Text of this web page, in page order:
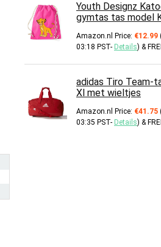
Youth Designz
gymtas tas model
Amazon.nl Price: €12.99
03:18 PST- Details) &
adidas Tiro Team-
Xl met wieltjes
Amazon.nl Price: €41.75
03:35 PST- Details) &